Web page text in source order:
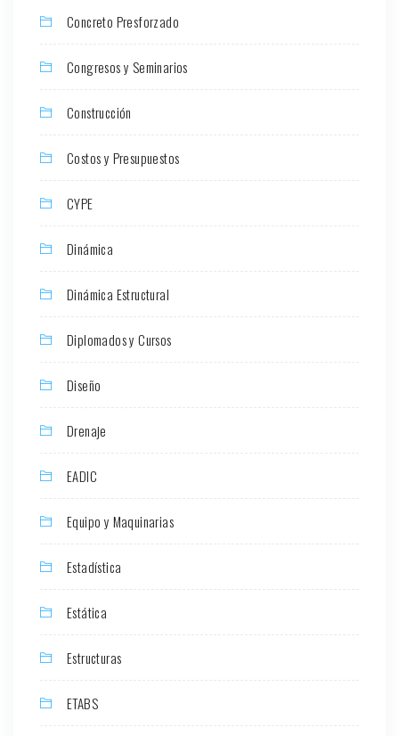
Concreto Presforzado
Congresos y Seminarios
Construcción
Costos y Presupuestos
CYPE
Dinámica
Dinámica Estructural
Diplomados y Cursos
Diseño
Drenaje
EADIC
Equipo y Maquinarias
Estadística
Estática
Estructuras
ETABS